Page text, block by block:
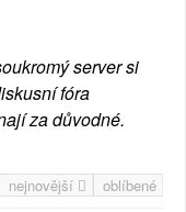
server si
fóra
za důvodné.
nejnovější oblíbené